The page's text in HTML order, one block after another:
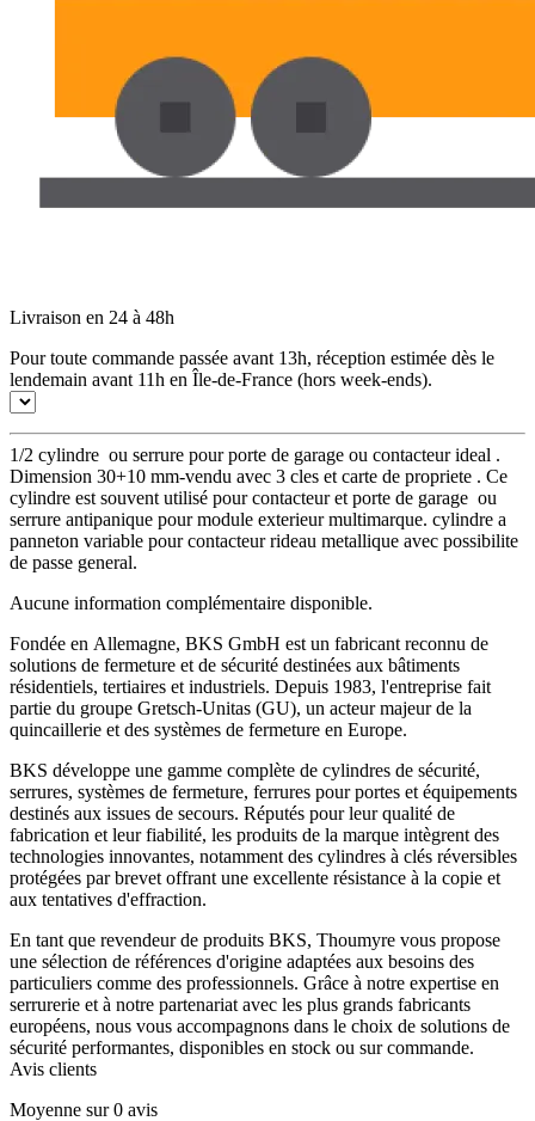
Livraison en 24 à 48h
Pour toute commande passée avant 13h, réception estimée dès le
lendemain avant 11h en Île-de-France (hors week-ends).
1/2 cylindre ou serrure pour porte de garage ou contacteur ideal .
Dimension 30+10 mm-vendu avec 3 cles et carte de propriete . Ce
cylindre est souvent utilisé pour contacteur et porte de garage ou
serrure antipanique pour module exterieur multimarque. cylindre a
panneton variable pour contacteur rideau metallique avec possibilite
Aucune information complémentaire disponible.
Fondée en Allemagne, BKS GmbH est un fabricant reconnu de
solutions de fermeture et de sécurité destinées aux bâtiments
résidentiels, tertiaires et industriels. Depuis 1983, l'entreprise fait
partie du groupe Gretsch-Unitas (GU), un acteur majeur de la
quincaillerie et des systèmes de fermeture en Europe.
BKS développe une gamme complète de cylindres de sécurité,
serrures, systèmes de fermeture, ferrures pour portes et équipements
destinés aux issues de secours. Réputés pour leur qualité de
fabrication et leur fiabilité, les produits de la marque intègrent des
technologies innovantes, notamment des cylindres à clés réversibles
protégées par brevet offrant une excellente résistance à la copie et
aux tentatives d'effraction.
En tant que revendeur de produits BKS, Thoumyre vous propose
une sélection de références d'origine adaptées aux besoins des
particuliers comme des professionnels. Grâce à notre expertise en
serrurerie et à notre partenariat avec les plus grands fabricants
européens, nous vous accompagnons dans le choix de solutions de
sécurité performantes, disponibles en stock ou sur commande.
Avis clients
Moyenne sur 0 avis